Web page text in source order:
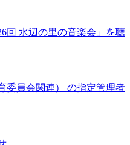
回 水辺の里の音楽会」を聴
委員会関連） の指定管理者